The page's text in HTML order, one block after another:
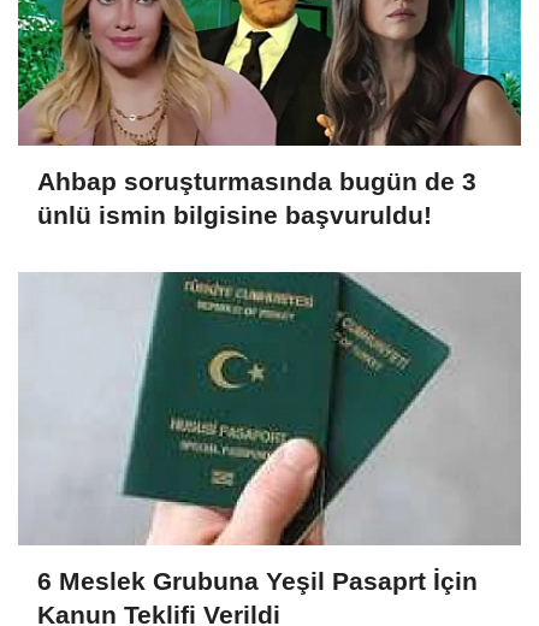
Ahbap soruşturmasında bugün de 3
ünlü ismin bilgisine başvuruldu!
6 Meslek Grubuna Yeşil Pasaprt İçin
Kanun Teklifi Verildi